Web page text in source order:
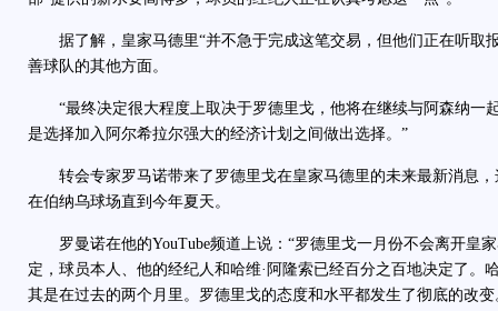
据了解，皇家马德里“并不急于完成这笔交易，但他们正在听取
善球队的其他方面。
“最终决定很大程度上取决于罗德里戈，他将在继续与阿森纳一
是选择加入阿尔希拉尔强大的经济计划之间做出选择。”
转会专家罗马诺带来了罗德里戈在皇家马德里的未来最新消息，
在伯纳乌球场直到今年夏天。
罗曼诺在他的YouTube频道上说：“罗德里戈一月份不会离开皇
定，球员本人、他的经纪人和哈维·阿隆索已经百分之百地决定了。
其是在过去的两个月里。罗德里戈的态度和水平都发生了彻底的改变